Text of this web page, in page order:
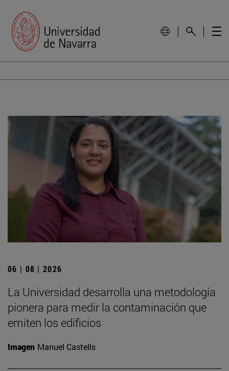
06 | 08 | 2026
La Universidad desarrolla una metodología
pionera para medir la contaminación que
emiten los edificios
Imagen Manuel Castells